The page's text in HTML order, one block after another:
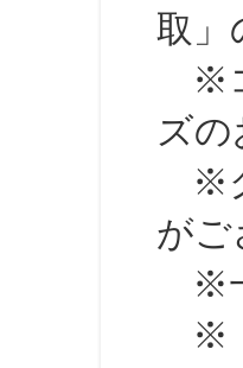
取」
※コ
ズ
※ク
がご
※一
※「